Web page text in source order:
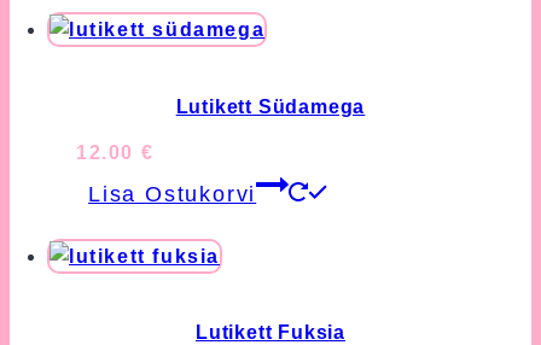
Lutikett Südamega
12.00 €
Lisa Ostukorvi
Lutikett Fuksia